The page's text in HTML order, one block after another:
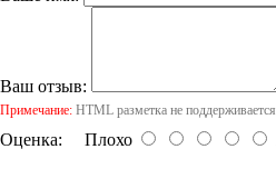
Ваш отзыв:
Примечание: HTML разметка не
Оценка: Плохо